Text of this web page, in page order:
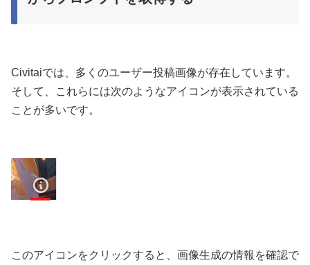
Civitaiでは、多くのユーザー投稿画像が存在しています。
そして、これらには次のようなアイコンが表示されている
ことが多いです。
このアイコンをクリックすると、画像生成の情報を確認で